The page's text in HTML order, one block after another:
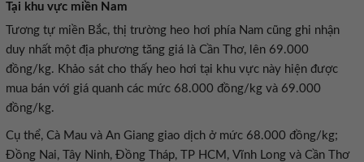
Tại khu vực miền Nam
Tương tự miền Bắc, thị trường heo hơi phía Nam cũng ghi nhận
duy nhất một địa phương tăng giá là Cần Thơ, lên 69.000
đồng/kg. Khảo sát cho thấy heo hơi tại khu vực này hiện được
mua bán với giá quanh các mức 68.000 đồng/kg và 69.000
đồng/kg.
Cụ thể, Cà Mau và An Giang giao dịch ở mức 68.000 đồng/kg;
Đồng Nai, Tây Ninh, Đồng Tháp, TP HCM, Vĩnh Long và Cần Thơ